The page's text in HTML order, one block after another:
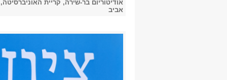
אודיטוריום בר-שירה, קריית
אביב